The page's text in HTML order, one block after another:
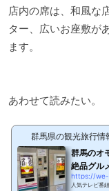
店内の席は、和風な
ター、広いお座敷が
ます。
あわせて読みたい。
群馬県の観光旅行情
群馬のオ
絶品グル
https://we-
人気テレビ番